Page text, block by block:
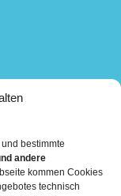
bestimmte
andere
kommen Cookies
technisch